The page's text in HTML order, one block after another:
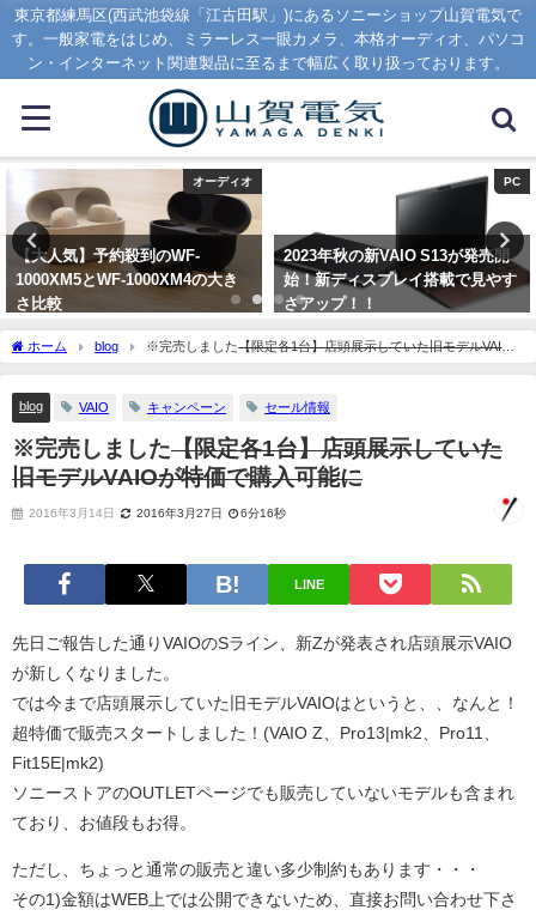
東京都練馬区(西武池袋線「江古田駅」)にあるソニーショップ山賀電気で
す。一般家電をはじめ、ミラーレス一眼カメラ、本格オーディオ、パソコ
ン・インターネット関連製品に至るまで幅広く取り扱っております。
PC
2023年秋の新VAIO S13が発売開
始！新ディスプレイ搭載で見やす
さアップ！！
PC
パソコンのメモリーは何ギガ必
要？１６GB以上をオススメする
ワケとは？
ホーム blog ※完売しました【限定各1台】店頭展示していた旧モデルVAIO
が特価で購入可能に
blog VAIO キャンペーン セール情報
※完売しました【限定各1台】店頭展示していた
旧モデルVAIOが特価で購入可能に
2016年3月14日 2016年3月27日 6分16秒
LINE
先日ご報告した通りVAIOのSライン、新Zが発表され店頭展示VAIO
が新しくなりました。
では今まで店頭展示していた旧モデルVAIOはというと、、なんと！
超特価で販売スタートしました！(VAIO Z、Pro13|mk2、Pro11、
Fit15E|mk2)
ソニーストアのOUTLETページでも販売していないモデルも含まれ
ており、お値段もお得。
ただし、ちょっと通常の販売と違い多少制約もあります・・・
その1)金額はWEB上では公開できないため、直接お問い合わせ下さ